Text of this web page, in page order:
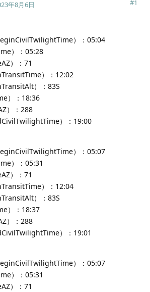
年8月6日 #1
）：05:04
）：05:28
）：71
）：12:02
）：83S
）：18:36
）：288
）：19:00
）：05:07
）：05:31
）：71
）：12:04
）：83S
）：18:37
）：288
）：19:01
）：05:07
）：05:31
）：71